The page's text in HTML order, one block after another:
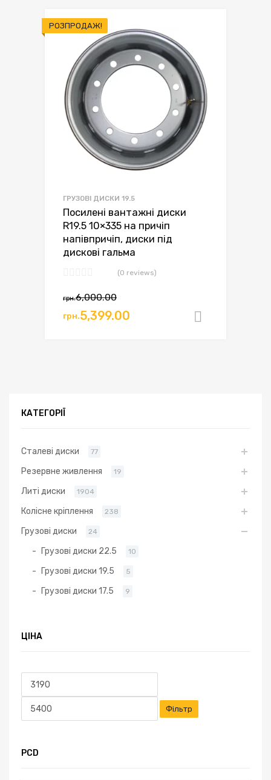
РОЗПРОДАЖ!
ГРУЗОВІ ДИСКИ 19.5
Посилені вантажні диски
R19.5 10×335 на причіп
напівпричіп, диски під
дискові гальма
(0 reviews)
грн.6,000.00Оригінальна
ціна:
грн.5,399.00
Поточна
ціна:
КАТЕГОРІЇ
Сталеві диски 77
Резервне живлення 19
Литі диски 1904
Колісне кріплення 238
Грузові диски 24
Грузові диски 22.5 10
Грузові диски 19.5 5
Грузові диски 17.5 9
ЦІНА
Мінімальна
Фільтр
PCD